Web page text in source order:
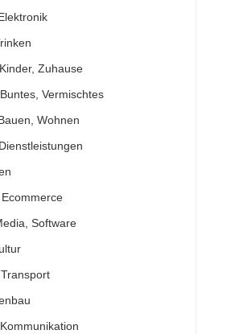
Zuhause
Vermischtes
Wohnen
Software